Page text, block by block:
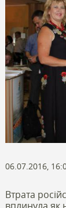
06.07.2016,
Втрата